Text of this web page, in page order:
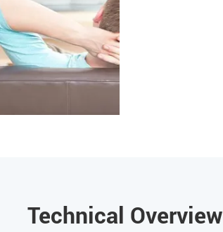
Technical Overview